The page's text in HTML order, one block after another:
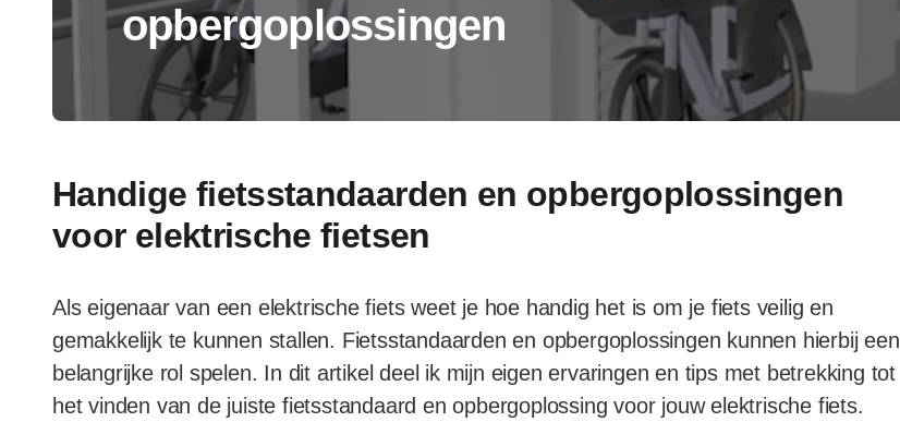
opbergoplossingen
Handige fietsstandaarden en opbergoplossingen
voor elektrische fietsen
Als eigenaar van een elektrische fiets weet je hoe handig het is om je fiets veilig en
gemakkelijk te kunnen stallen. Fietsstandaarden en opbergoplossingen kunnen hierbij een
belangrijke rol spelen. In dit artikel deel ik mijn eigen ervaringen en tips met betrekking tot
het vinden van de juiste fietsstandaard en opbergoplossing voor jouw elektrische fiets.